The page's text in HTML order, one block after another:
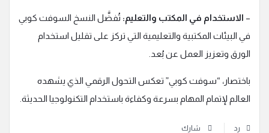
– الاستخدام في المكتب والتعليم: تُفضَّل النسخ السوفت كوبي
في البيئات المكتبية والتعليمية التي تركز على تقليل استخدام
الورق وتعزيز العمل عن بُعد.
باختصار، “سوفت كوبي” تعكس التحول الرقمي الذي يشهده
العالم لإتمام المهام بسرعة وكفاءة باستخدام التكنولوجيا الحديثة.
رد شارك